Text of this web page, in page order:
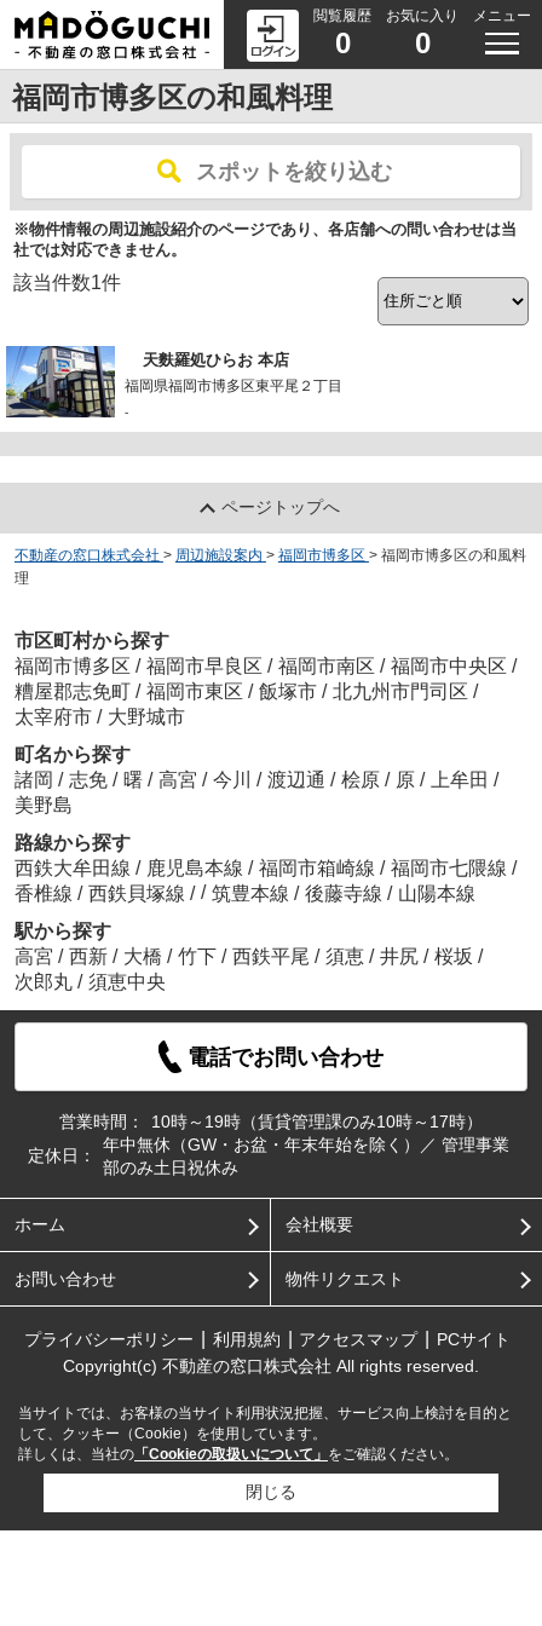
閲覧履歴
0
お気に入り
0
メニュー
福岡市博多区の和風料理
スポットを絞り込む
※物件情報の周辺施設紹介のページであり、各店舗への問い合わせは当
社では対応できません。
該当件数1件
天麩羅処ひらお 本店
福岡県福岡市博多区東平尾２丁目
-
ページトップへ
不動産の窓口株式会社 > 周辺施設案内 > 福岡市博多区 > 福岡市博多区の和風料
理
市区町村から探す
福岡市博多区 / 福岡市早良区 / 福岡市南区 / 福岡市中央区 /
糟屋郡志免町 / 福岡市東区 / 飯塚市 / 北九州市門司区 /
太宰府市 / 大野城市
町名から探す
諸岡 / 志免 / 曙 / 高宮 / 今川 / 渡辺通 / 桧原 / 原 / 上牟田 /
美野島
路線から探す
西鉄大牟田線 / 鹿児島本線 / 福岡市箱崎線 / 福岡市七隈線 /
香椎線 / 西鉄貝塚線 / / 筑豊本線 / 後藤寺線 / 山陽本線
駅から探す
高宮 / 西新 / 大橋 / 竹下 / 西鉄平尾 / 須恵 / 井尻 / 桜坂 /
次郎丸 / 須恵中央
電話でお問い合わせ
営業時間：
10時～19時（賃貸管理課のみ10時～17時）
定休日：
年中無休（GW・お盆・年末年始を除く）／ 管理事業
部のみ土日祝休み
ホーム 会社概要
お問い合わせ 物件リクエスト
プライバシーポリシー 利用規約 アクセスマップ
PCサイト
Copyright(c) 不動産の窓口株式会社 All rights reserved.
当サイトでは、お客様の当サイト利用状況把握、サービス向上検討を目的と
して、クッキー（Cookie）を使用しています。
詳しくは、当社の 「Cookieの取扱いについて」 をご確認ください。
閉じる